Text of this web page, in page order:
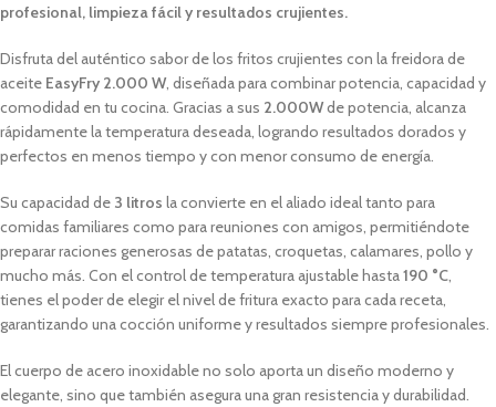
profesional, limpieza fácil y resultados crujientes.
Disfruta del auténtico sabor de los fritos crujientes con la freidora de
aceite EasyFry 2.000 W, diseñada para combinar potencia, capacidad y
comodidad en tu cocina. Gracias a sus 2.000Wde potencia, alcanza
rápidamente la temperatura deseada, logrando resultados dorados y
perfectos en menos tiempo y con menor consumo de energía.
Su capacidad de 3 litros la convierte en el aliado ideal tanto para
comidas familiares como para reuniones con amigos, permitiéndote
preparar raciones generosas de patatas, croquetas, calamares, pollo y
mucho más. Con el control de temperatura ajustable hasta190 °C,
tienes el poder de elegir el nivel de fritura exacto para cada receta,
garantizando una cocción uniforme y resultados siempre profesionales.
El cuerpo de acero inoxidable no solo aporta un diseño moderno y
elegante, sino que también asegura una gran resistencia y durabilidad.